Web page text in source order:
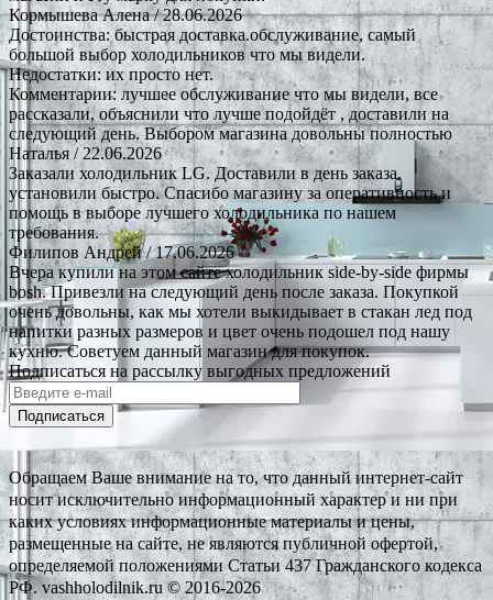
Кормышева Алена/ 28.06.2026
Достоинства: быстрая доставка.обслуживание, самый
большой выбор холодильников что мы видели.
Недостатки: их просто нет.
Комментарии: лучшее обслуживание что мы видели, все
рассказали, объяснили что лучше подойдёт , доставили на
следующий день. Выбором магазина довольны полностью
Наталья/ 22.06.2026
Заказали холодильник LG. Доставили в день заказа,
установили быстро. Спасибо магазину за оперативность и
помощь в выборе лучшего холодильника по нашем
требования.
Филипов Андрей/ 17.06.2026
Вчера купили на этом сайте холодильник side-by-side фирмы
bosh. Привезли на следующий день после заказа. Покупкой
очень довольны, как мы хотели выкидывает в стакан лед под
напитки разных размеров и цвет очень подошел под нашу
кухню. Советуем данный магазин для покупок.
Подписаться на рассылку выгодных предложений
Подписаться
Обращаем Ваше внимание на то, что данный интернет-сайт
носит исключительно информационный характер и ни при
каких условиях информационные материалы и цены,
размещенные на сайте, не являются публичной офертой,
определяемой положениями Статьи 437 Гражданского кодекса
РФ. vashholodilnik.ru © 2016-2026